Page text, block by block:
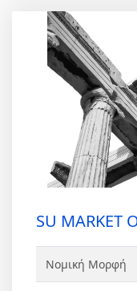
SU MARKET
Νομική Μορφή